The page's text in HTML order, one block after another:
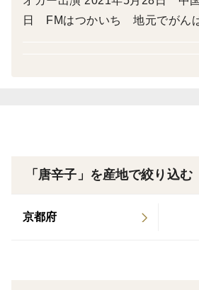
品種
冷凍でも保存いただけます。
日 FMはつかいち 地元でがん
「唐辛子」を産地で絞り込む
京都府